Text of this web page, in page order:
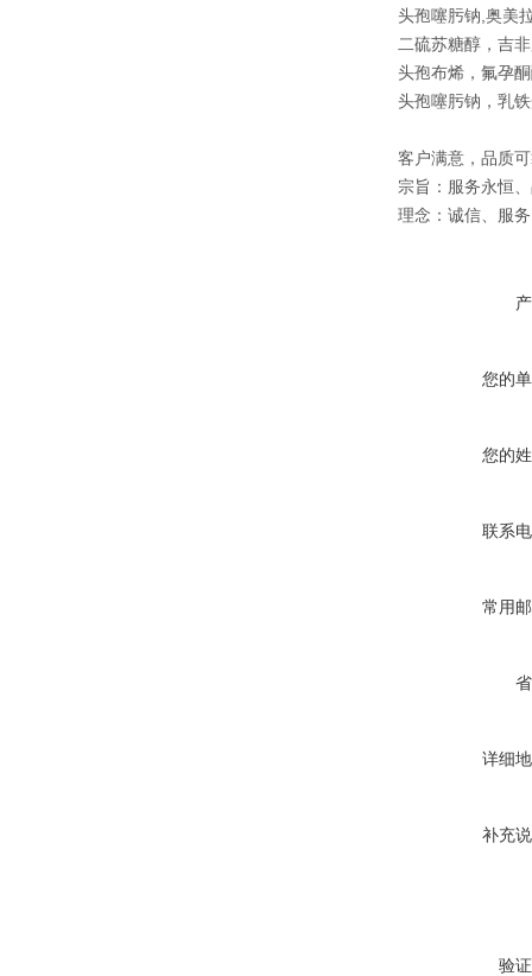
头孢噻肟钠,奥美
二硫苏糖醇，吉
头孢布烯，氟孕
头孢噻肟钠，乳
客户满意，品质
宗旨：服务永恒
理念：诚信、服
您的
您的
联系
常用
详细
补充
验